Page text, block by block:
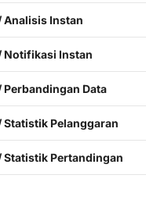
Analisis Instan
Notifikasi Instan
Perbandingan Data
Statistik Pelanggaran
Statistik Pertandingan